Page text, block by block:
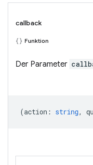
callback
Funktion
Der Parameter
(action : string,